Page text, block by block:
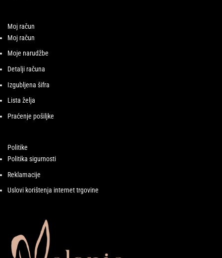
Moj račun
Moj račun
Moje narudžbe
Detalji računa
Izgubljena šifra
Lista želja
Praćenje pošiljke
Politike
Politika sigurnosti
Reklamacije
Uslovi korištenja internet trgovine